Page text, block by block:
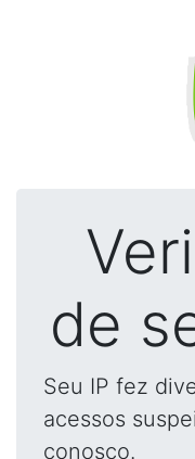
de
Seu IP fez
acessos
conosco.